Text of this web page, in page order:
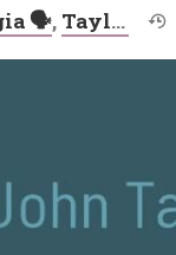
🗣️, Taylor Gatto 🖊️